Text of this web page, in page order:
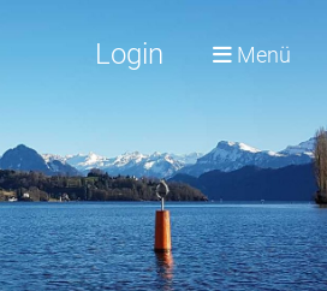
Login Menü